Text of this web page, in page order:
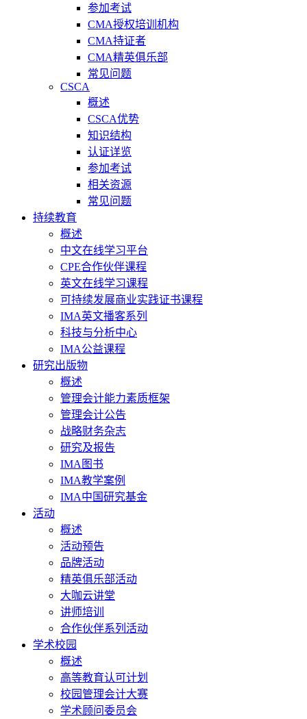
参加考试
CMA授权培训机构
CMA持证者
CMA精英俱乐部
常见问题
CSCA
概述
CSCA优势
知识结构
认证详览
参加考试
相关资源
常见问题
持续教育
概述
中文在线学习平台
CPE合作伙伴课程
英文在线学习课程
可持续发展商业实践证书课程
IMA英文播客系列
科技与分析中心
IMA公益课程
研究出版物
概述
管理会计能力素质框架
管理会计公告
战略财务杂志
研究及报告
IMA图书
IMA教学案例
IMA中国研究基金
活动
概述
活动预告
品牌活动
精英俱乐部活动
大咖云讲堂
讲师培训
合作伙伴系列活动
学术校园
概述
高等教育认可计划
校园管理会计大赛
学术顾问委员会